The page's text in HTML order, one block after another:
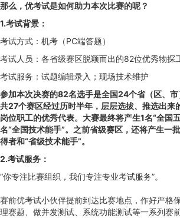
那么，优考试是如何助力本次比赛的呢？
1.考试背景：
考试方式：机考（PC端答题）
考试人员：各省级赛区脱颖而出的82位优秀物探
考试服务：试题编辑录入；现场技术维护
参加本次决赛的82名选手是全国24个省（区、
共27个赛区经过历时半年，层层选拔、推选出来
岗位职工的优秀代表。大赛最终将产生1名“全国
名“全国技术能手”。之前省级赛区，还将产生一
得者和“省级技术能手”。
2.考试服务：
“你专注比赛组织，我们专注专业考试服务”。
赛前优考试小伙伴提前到达比赛地点，作好严格
理赛题、做并发测试、系统功能测试等一系列赛